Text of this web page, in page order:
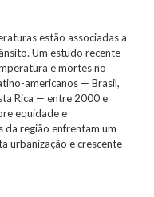
estão associadas a
Um estudo recente
e mortes no
americanos — Brasil,
Rica — entre 2000 e
equidade e
da região enfrentam um
urbanização e crescente